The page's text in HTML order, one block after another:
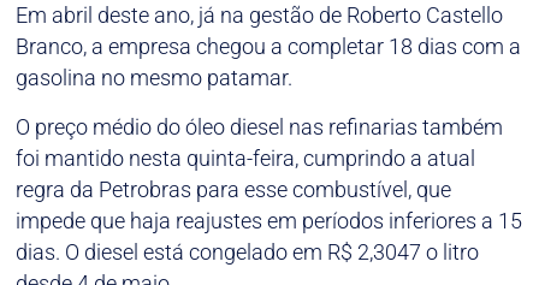
Em abril deste ano, já na gestão de Roberto Castello
Branco, a empresa chegou a completar 18 dias com a
gasolina no mesmo patamar.
O preço médio do óleo diesel nas refinarias também
foi mantido nesta quinta-feira, cumprindo a atual
regra da Petrobras para esse combustível, que
impede que haja reajustes em períodos inferiores a 15
dias. O diesel está congelado em R$ 2,3047 o litro